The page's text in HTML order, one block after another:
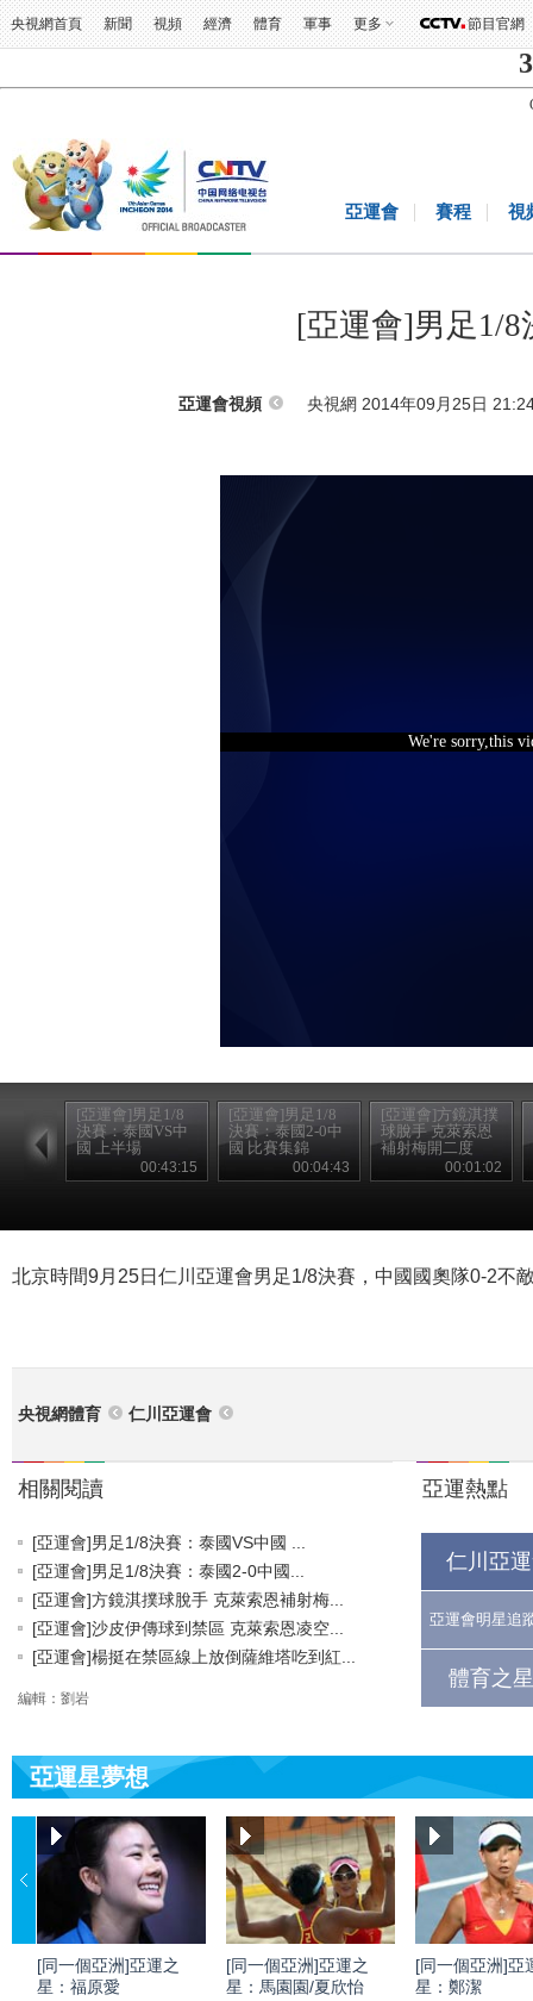
央視網首頁 新聞 視頻 經濟 體育 軍事 更多 節目官網
亞運會 賽程 視
[亞運會]男足1/8
亞運會視頻 央視網 2014年09月25日
We're sorry,this
[亞運會]男足1/8
決賽：泰國VS中
國 上半場
00:43:15
[亞運會]男足1/8
決賽：泰國2-0中
國 比賽集錦
00:04:43
[亞運會]方鏡淇撲
球脫手 克萊索恩
補射梅開二度
00:01:02
北京時間9月25日仁川亞運會男足1/8決賽，中國國奧隊0-2不
央視網體育 仁川亞運會
相關閱讀
[亞運會]男足1/8決賽：泰國VS中國 ...
[亞運會]男足1/8決賽：泰國2-0中國...
[亞運會]方鏡淇撲球脫手 克萊索恩補射梅...
[亞運會]沙皮伊傳球到禁區 克萊索恩凌空...
[亞運會]楊挺在禁區線上放倒薩維塔吃到紅...
編輯：劉岩
亞運熱點
仁川亞
亞運會明星追
體育之
亞運星夢想
[同一個亞洲]亞運之
星：福原愛
[同一個亞洲]亞運之
星：馬園園/夏欣怡
[同一個亞洲]亞
星：鄭潔